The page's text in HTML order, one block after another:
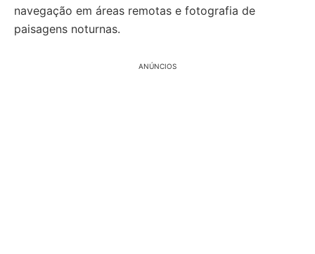
navegação em áreas remotas e fotografia de
paisagens noturnas.
ANÚNCIOS